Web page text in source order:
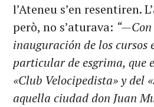
l’Ateneu s’en resentiren.
però, no s’aturava:
inauguración de los cursos
particular de esgrima, que
«Club Velocipedista» y del
aquella ciudad don Juan